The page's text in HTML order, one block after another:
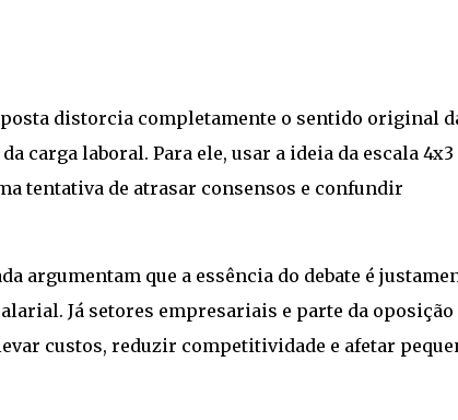
distorcia completamente o sentido original
carga laboral. Para ele, usar a ideia da escala 4x3
tentativa de atrasar consensos e confundir
argumentam que a essência do debate é
Já setores empresariais e parte da oposição
custos, reduzir competitividade e afetar